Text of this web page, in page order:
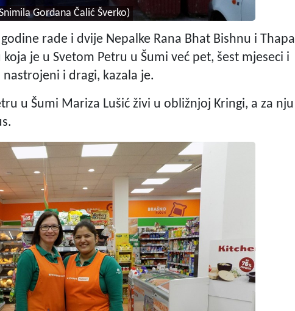
Gordana Čalić Šverko)
rade i dvije Nepalke Rana Bhat Bishnu i Thapa
je u Svetom Petru u Šumi već pet, šest mjeseci i
i dragi, kazala je.
u Šumi Mariza Lušić živi u obližnjoj Kringi, a za nju